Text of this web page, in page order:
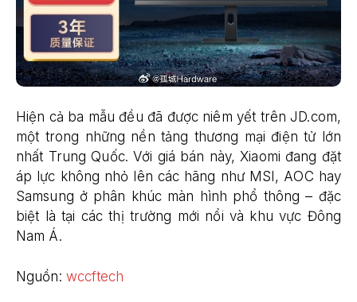
Hiện cả ba mẫu đều đã được niêm yết trên JD.com,
một trong những nền tảng thương mại điện tử lớn
nhất Trung Quốc. Với giá bán này, Xiaomi đang đặt
áp lực không nhỏ lên các hãng như MSI, AOC hay
Samsung ở phân khúc màn hình phổ thông – đặc
biệt là tại các thị trường mới nổi và khu vực Đông
Nam Á.
Nguồn: wccftech